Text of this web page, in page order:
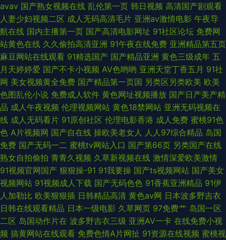
天堂黄 91视频在 日韩超碰在线 AV网手机版 婷婷日韩一区二区三区 福利导航
老司机 91叉啊插 欧美乱大交做爰性AV 91网站成人免费看 日韩精品潮噴一区
AV福利在线导航 91豆花视频18网站 久热久热 91日韩国产精免费 人妖干直男
97亚洲精品成人
avav 国产熟女视频在线 乱伦第一页 韩日视频 高清国产剧观看
人妻少妇视频二区 成人无码高清毛片 亚洲av激情电影 午夜导
航在线 国内主播第一页 国产高清电影网址 91社区论坛 免费网
站黄色在线 久久偷拍高清亚洲 91午夜在线免费 亚洲精品第五页
麻豆网站在线观看 91精选国产 国产精品亚洲 黄色三级成年 五
月天婷婷爱 国产不卡小视频 AV色哟哟 亚洲天堂丁香五月 91社
网 美女视频黄全免费 国产精品第一页国 另类区另类欧美 欧美
色图乱伦小说 免费成人软件 黄色网址视频播放 国产日产美产精
品 成人午夜视频 伦理视频网站 黄色18禁网站 亚洲无码视频在
线 成人无码看片 91原创社区 伦理电影香港 成人免费 蜜桃91色
色 A片视频网 国产自在线 操欧美老女人 人人97综合精品 岛国
免费 国产无码一二 蜜桃tv网站入口 国产第66页 另类国产在线
熟女自拍偷拍 青青久视频 久草新视频在线 激情深爱欧美激情
91视频官网国产 狠狠操-91 91我要操 国产ts视频网站 国产美女
视频网站 91视频成人下载 国产无码色色 91香蕉亚洲精品 91伊
人加勒比 欧美狠狠插 日韩精品高清 黄色av网 日本波多野吉衣
日韩在线观看精品 日本一级电影 久草网页 97免费艹 岛国一区
二区 岛国动作片在 波多野吉衣三级 亚洲AV一卡 在线免费小视
频 搞黄网站在线观看 免费色情A片网扯 91资源在线视频 蜜桃视